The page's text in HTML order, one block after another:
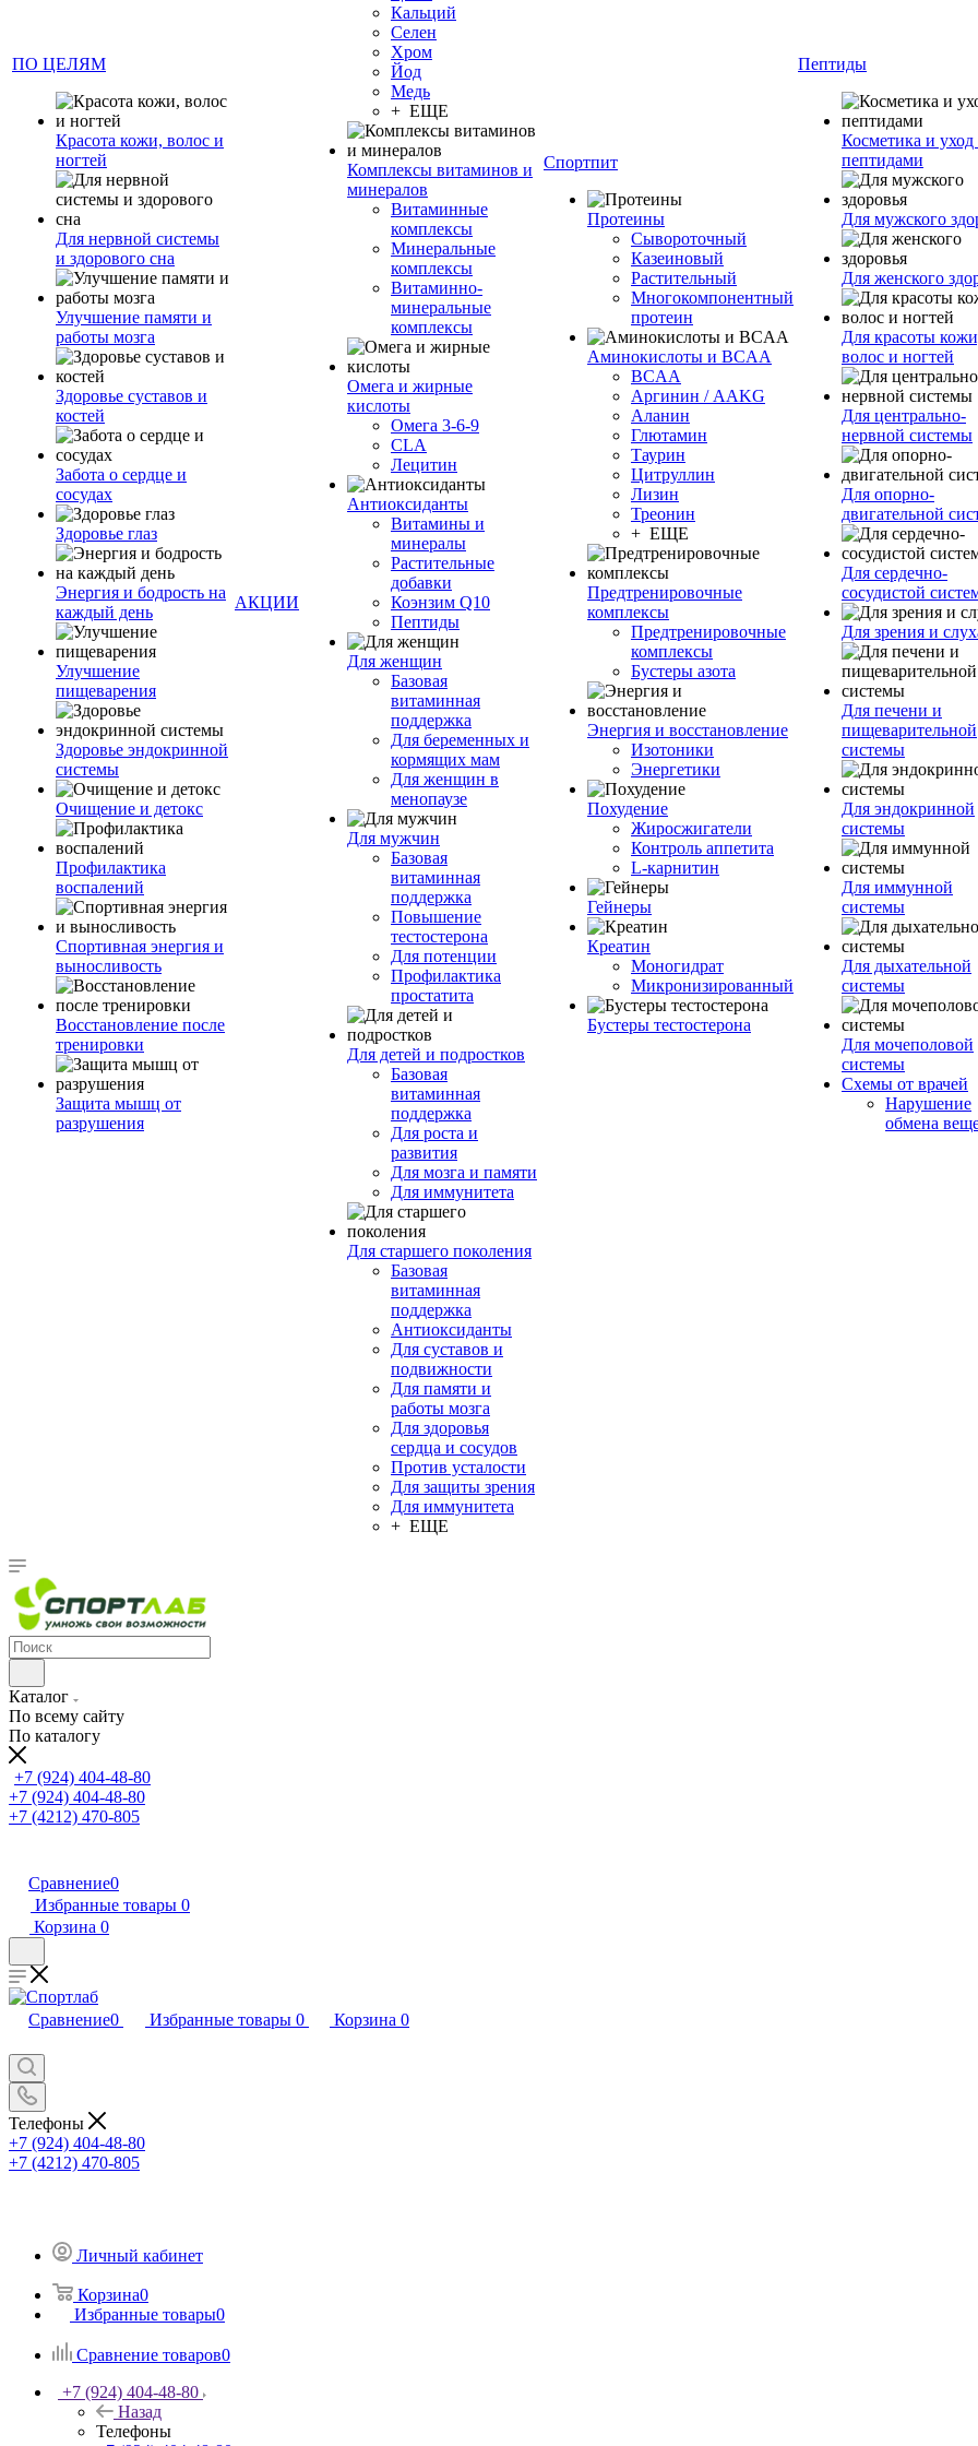
ПО ЦЕЛЯМ
Красота кожи, волос и
ногтей
Для нервной системы
и здорового сна
Улучшение памяти и
работы мозга
Здоровье суставов и
костей
Забота о сердце и
сосудах
Здоровье глаз
Энергия и бодрость на
каждый день
Улучшение
пищеварения
Здоровье эндокринной
системы
Очищение и детокс
Профилактика
воспалений
Спортивная энергия и
выносливость
Восстановление после
тренировки
Защита мышц от
разрушения
АКЦИИ
Кальций
Селен
Хром
Йод
Медь
+ ЕЩЕ
Комплексы витаминов и
минералов
Витаминные
комплексы
Минеральные
комплексы
Витаминно-
минеральные
комплексы
Омега и жирные
кислоты
Омега 3-6-9
CLA
Лецитин
Антиоксиданты
Витамины и
минералы
Растительные
добавки
Коэнзим Q10
Пептиды
Для женщин
Базовая
витаминная
поддержка
Для беременных и
кормящих мам
Для женщин в
менопаузе
Для мужчин
Базовая
витаминная
поддержка
Повышение
тестостерона
Для потенции
Профилактика
простатита
Для детей и подростков
Базовая
витаминная
поддержка
Для роста и
развития
Для мозга и памяти
Для иммунитета
Для старшего поколения
Базовая
витаминная
поддержка
Антиоксиданты
Для суставов и
подвижности
Для памяти и
работы мозга
Для здоровья
сердца и сосудов
Против усталости
Для защиты зрения
Для иммунитета
+ ЕЩЕ
Спортпит
Протеины
Сывороточный
Казеиновый
Растительный
Многокомпонентный
протеин
Аминокислоты и BCAA
BCAA
Аргинин / AAKG
Аланин
Глютамин
Таурин
Цитруллин
Лизин
Треонин
+ ЕЩЕ
Предтренировочные
комплексы
Предтренировочные
комплексы
Бустеры азота
Энергия и восстановление
Изотоники
Энергетики
Похудение
Жиросжигатели
Контроль аппетита
L-карнитин
Гейнеры
Креатин
Моногидрат
Микронизированный
Бустеры тестостерона
Пептиды
Косметика и уход
пептидами
Для мужского
Для женского
Для красоты
волос и ногтей
Для центрально-
нервной системы
Для опорно-
двигательной
Для сердечно-
сосудистой
Для зрения и
Для печени и
пищеварительной
системы
Для эндокринной
системы
Для иммунной
системы
Для дыхательной
системы
Для мочеполовой
системы
Схемы от врачей
Нарушение
обмена
Каталог
По всему сайту
По каталогу
+7 (924) 404-48-80
+7 (924) 404-48-80
+7 (4212) 470-805
Сравнение0
Избранные товары 0
Корзина 0
Сравнение0 Избранные товары 0 Корзина 0
Телефоны
+7 (924) 404-48-80
+7 (4212) 470-805
Личный кабинет
Корзина0
Избранные товары0
Сравнение товаров0
+7 (924) 404-48-80
Назад
Телефоны